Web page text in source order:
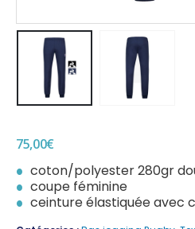
75,00€
coton/polyester 280gr
coupe féminine
ceinture élastiquée avec